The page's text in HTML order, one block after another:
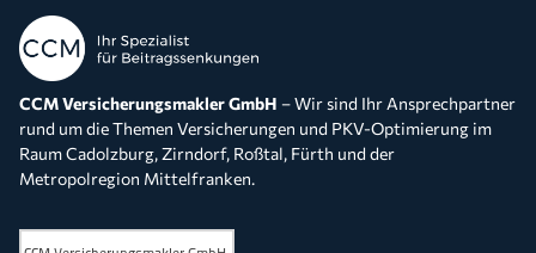
CCM Versicherungsmakler GmbH – Wir sind Ihr Ansprechpartner
rund um die Themen Versicherungen und PKV-Optimierung im
Raum Cadolzburg, Zirndorf, Roßtal, Fürth und der
Metropolregion Mittelfranken.